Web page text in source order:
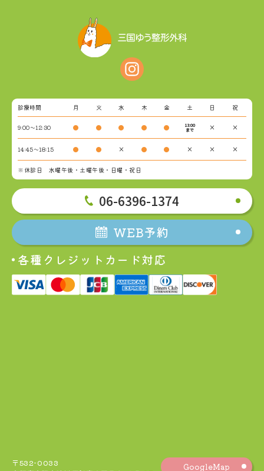
診療時間 月 火 水 木 金 土 日 祝
9:00～12:30 ● ● ● ● ● 13:00
まで × ×
14:45～18:15 ● ● × ● ● × × ×
※休診日 水曜午後・土曜午後・日曜・祝日
06-6396-1374
WEB予約
各種クレジットカード対応
〒532-0033
GoogleMap